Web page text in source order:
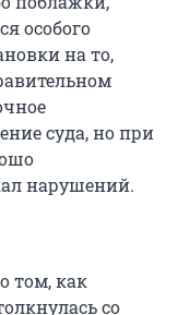
особого
на то,
суда, но при
нарушений.
том, как
со